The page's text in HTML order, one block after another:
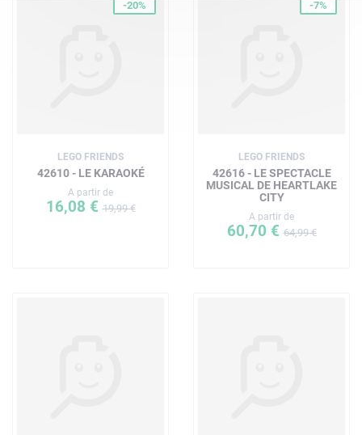
-20%
LEGO FRIENDS
42610 - LE KARAOKÉ
A partir de
16,08 €19,99 €
-7%
LEGO FRIENDS
42616 - LE SPECTACLE
MUSICAL DE HEARTLAKE
CITY
A partir de
60,70 €64,99 €